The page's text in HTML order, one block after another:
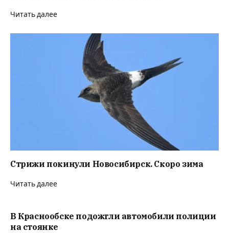
Читать далее
Стрижи покинули Новосибирск. Скоро зима
Читать далее
В Краснообске подожгли автомобили полиции
на стоянке